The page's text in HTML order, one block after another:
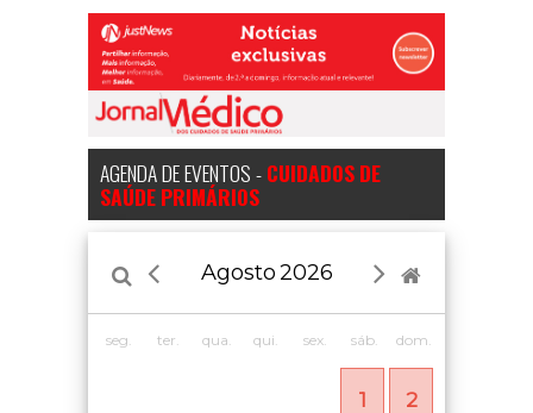
AGENDA DE EVENTOS -CUIDADOS DE
SAÚDE PRIMÁRIOS
Agosto2026
seg. ter. qua. qui. sex. sáb. dom.
1 2